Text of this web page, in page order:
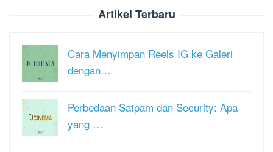
Artikel Terbaru
Cara Menyimpan Reels IG ke Galeri
dengan…
Perbedaan Satpam dan Security: Apa
yang …